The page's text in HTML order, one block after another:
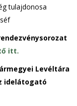
tulajdonosa
itt.
Levéltára
idelátogató